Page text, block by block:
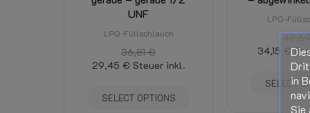
UNF
LPG-Füllschlauch
36,81 €
29,45 € Steuer inkl.
SELECT OPTIONS
LPG-
34,15 €
SELECT
in
Sie